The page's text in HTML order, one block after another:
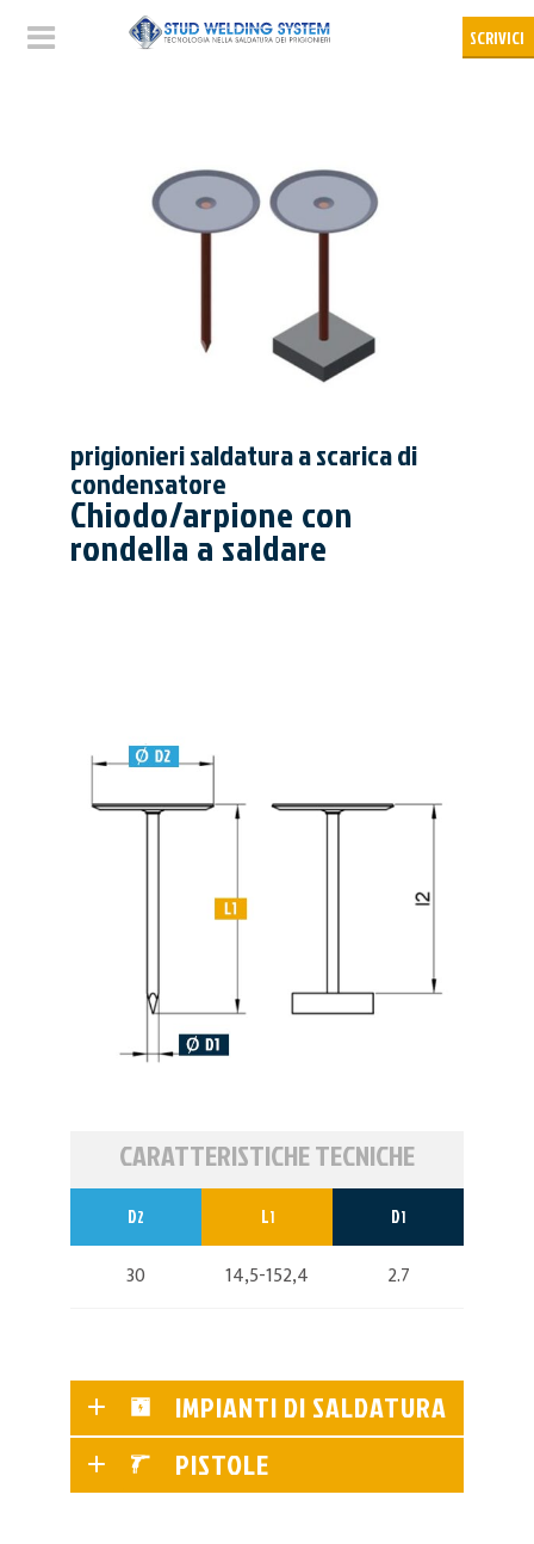
prigionieri saldatura a scarica di
condensatore
Chiodo/arpione con
rondella a saldare
CARATTERISTICHE TECNICHE
D2 L1 D1
30 14,5-152,4 2.7
IMPIANTI DI SALDATURA
PISTOLE